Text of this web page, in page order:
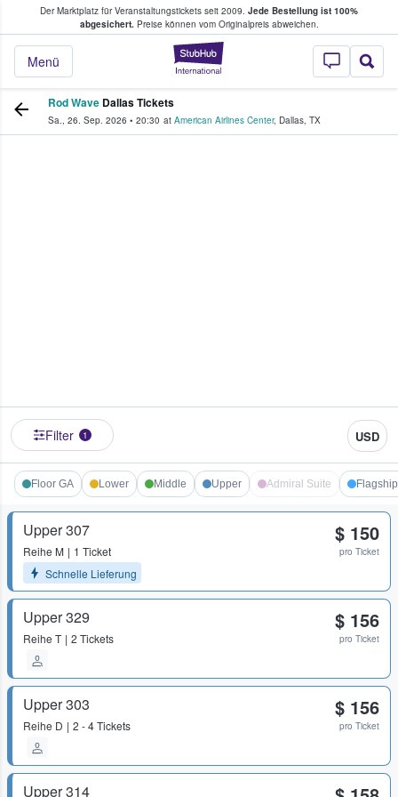
Der Marktplatz für Veranstaltungstickets seit 2009. Jede Bestellung ist 100%
abgesichert.Preise können vom Originalpreis abweichen.
StubHub - Wo
Menü
Tickets kaufen & verkaufen
Rod Wave Dallas Tickets
Sa., 26. Sep. 2026 • 20:30 at American Airlines Center, Dallas, TX
Filter 1 USD
Floor GA Lower Middle Upper Admiral Suite
Upper 307
Reihe M
1 Ticket
Schnelle Lieferung
$ 150
pro Ticket
Upper 329
Reihe T 2 Tickets
$ 156
pro Ticket
Upper 303
Reihe D 2 - 4 Tickets
$ 156
pro Ticket
Upper 314